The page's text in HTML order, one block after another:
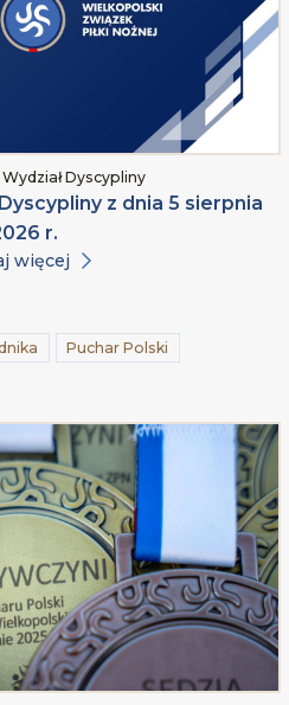
Dyscypliny
z dnia 5 sierpnia
r.
więcej
Puchar Polski